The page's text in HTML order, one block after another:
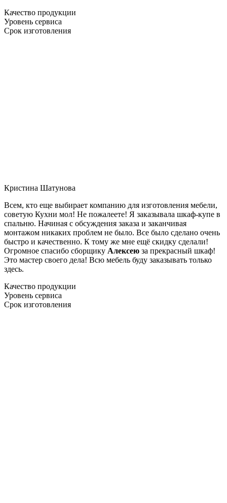
Качество продукции
Уровень сервиса
Срок изготовления
Кристина Шатунова
Всем, кто еще выбирает компанию для изготовления мебели,
советую Кухни мол! Не пожалеете! Я заказывала шкаф-купе в
спальню. Начиная с обсуждения заказа и заканчивая
монтажом никаких проблем не было. Все было сделано очень
быстро и качественно. К тому же мне ещё скидку сделали!
Огромное спасибо сборщику Алексею за прекрасный шкаф!
Это мастер своего дела! Всю мебель буду заказывать только
здесь.
Качество продукции
Уровень сервиса
Срок изготовления